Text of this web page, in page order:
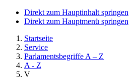
Direkt zum Hauptinhalt springen
Direkt zum Hauptmenü springen
Startseite
Service
Parlamentsbegriffe A – Z
A - Z
V